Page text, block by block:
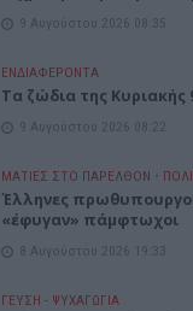
9 Αυγούστου 2026 08:35
ΕΝΔΙΑΦΕΡΟΝΤΑ
Τα ζώδια της
9 Αυγούστου 2026 08:22
ΜΑΤΙΕΣ ΣΤΟ ΠΑΡΕΛΘΟΝ •
Έλληνες
«έφυγαν» πάμφτωχοι
8 Αυγούστου 2026 19:33
ΓΕΎΣΗ - ΨΥΧΑΓΩΓΊΑ